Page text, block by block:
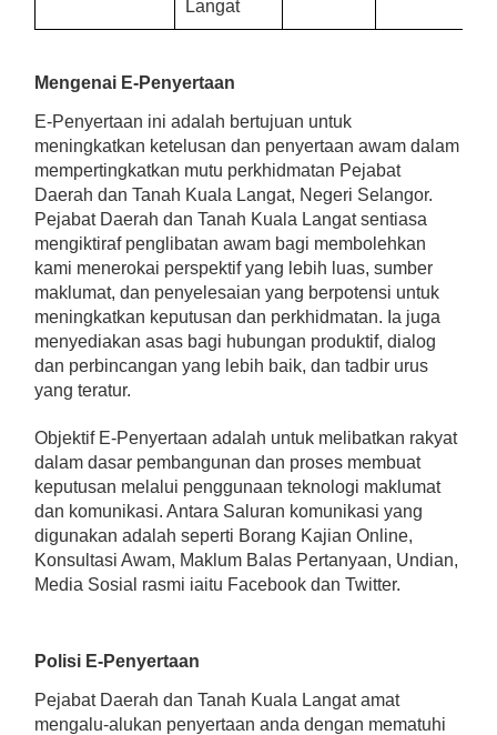
Langat
Mengenai E-Penyertaan
E-Penyertaan ini adalah bertujuan untuk
meningkatkan ketelusan dan penyertaan awam dalam
mempertingkatkan mutu perkhidmatan Pejabat
Daerah dan Tanah Kuala Langat, Negeri Selangor.
Pejabat Daerah dan Tanah Kuala Langat sentiasa
mengiktiraf penglibatan awam bagi membolehkan
kami menerokai perspektif yang lebih luas, sumber
maklumat, dan penyelesaian yang berpotensi untuk
meningkatkan keputusan dan perkhidmatan. Ia juga
menyediakan asas bagi hubungan produktif, dialog
dan perbincangan yang lebih baik, dan tadbir urus
yang teratur.
Objektif E-Penyertaan adalah untuk melibatkan rakyat
dalam dasar pembangunan dan proses membuat
keputusan melalui penggunaan teknologi maklumat
dan komunikasi. Antara Saluran komunikasi yang
digunakan adalah seperti Borang Kajian Online,
Konsultasi Awam, Maklum Balas Pertanyaan, Undian,
Media Sosial rasmi iaitu Facebook dan Twitter.
Polisi E-Penyertaan
Pejabat Daerah dan Tanah Kuala Langat amat
mengalu-alukan penyertaan anda dengan mematuhi